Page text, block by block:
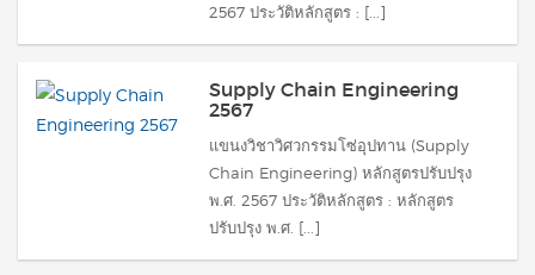
2567 ประวัติหลักสูตร : [...]
Supply Chain Engineering
2567
แขนงวิชาวิศวกรรมโซ่อุปทาน (Supply
Chain Engineering) หลักสูตรปรับปรุง
พ.ศ. 2567 ประวัติหลักสูตร : หลักสูตร
ปรับปรุง พ.ศ. [...]